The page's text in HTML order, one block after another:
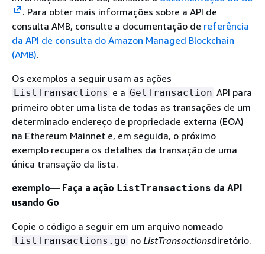
. Para obter mais informações sobre a API de
consulta AMB, consulte a documentação de referência
da API de consulta do Amazon Managed Blockchain
(AMB).
Os exemplos a seguir usam as ações
ListTransactions e a GetTransaction API para
primeiro obter uma lista de todas as transações de um
determinado endereço de propriedade externa (EOA)
na Ethereum Mainnet e, em seguida, o próximo
exemplo recupera os detalhes da transação de uma
única transação da lista.
exemplo— Faça a ação ListTransactions da API
usando Go
Copie o código a seguir em um arquivo nomeado
listTransactions.go no ListTransactionsdiretório.